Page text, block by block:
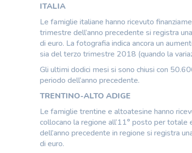
ITALIA
Le famiglie italiane hanno ricevuto
trimestre dell’anno precedente si registra
di euro. La fotografia indica ancora un
sia del terzo trimestre 2018 (quando la
Gli ultimi dodici mesi si sono chiusi con
periodo dell’anno precedente.
TRENTINO-ALTO ADIGE
Le famiglie trentine e altoatesine hanno
collocano la regione all’11° posto per
dell’anno precedente in regione si registra
di euro.